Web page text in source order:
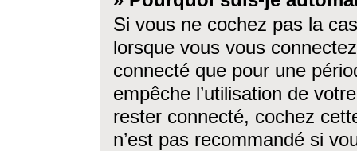
Si vous ne cochez pas la
lorsque vous vous
connecté que pour une
empêche l’utilisation de
rester connecté, cochez
n’est pas recommandé si